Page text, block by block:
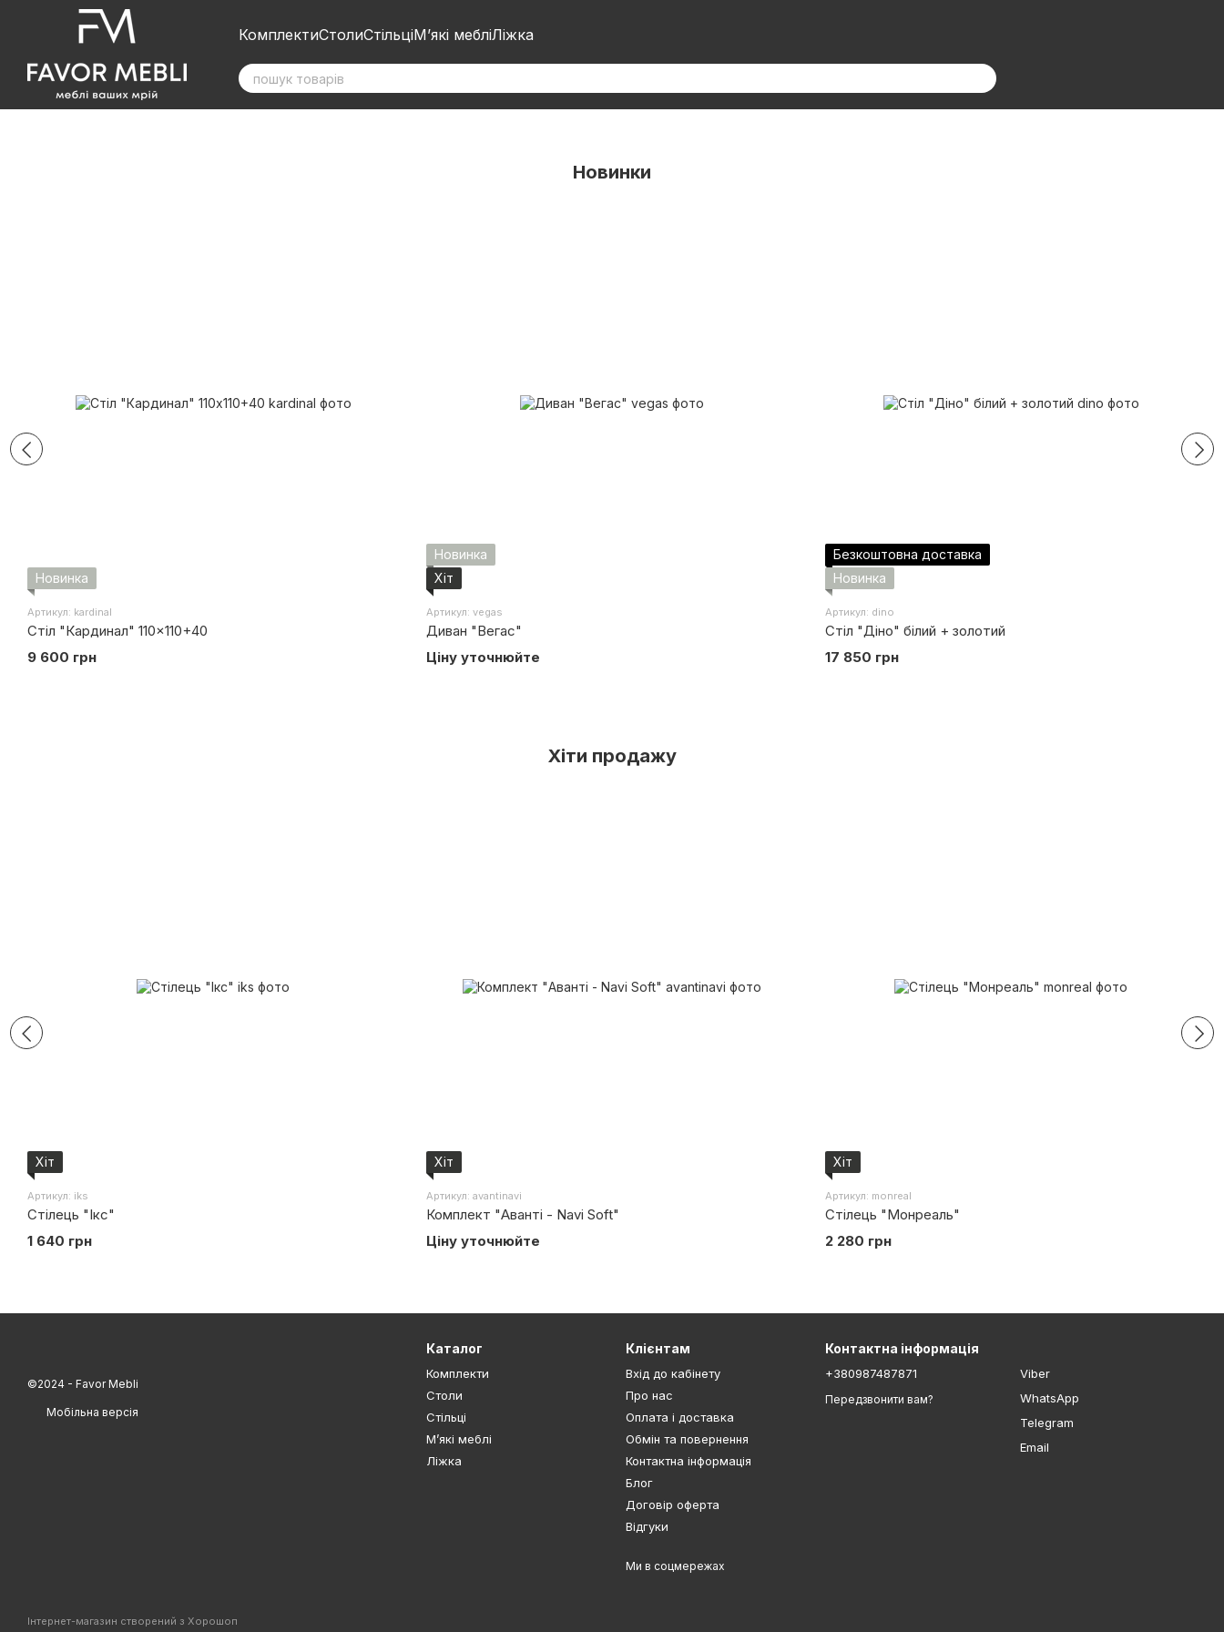
Перейти до основного контенту
КомплектиСтолиСтільціМ’які мебліЛіжка
Новинки
Новинка
Артикул: kardinal
Стіл "Кардинал" 110x110+40
9 600 грн
Новинка
Хіт
Артикул: vegas
Диван "Вегас"
Ціну уточнюйте
Безкоштовна доставка
Новинка
Артикул: dino
Стіл "Діно" білий + золотий
17 850 грн
Хіти продажу
Хіт
Артикул: iks
Стілець "Ікс"
1 640 грн
Хіт
Артикул: avantinavi
Комплект "Аванті - Navi Soft"
Ціну уточнюйте
Хіт
Артикул: monreal
Стілець "Монреаль"
2 280 грн
©2024 - Favor Mebli
Мобільна версія
Інтернет-магазин створений з Хорошоп
Каталог
Комплекти
Столи
Стільці
М’які меблі
Ліжка
Клієнтам
Вхід до кабінету
Про нас
Оплата і доставка
Обмін та повернення
Контактна інформація
Блог
Договір оферта
Відгуки
Ми в соцмережах
Контактна інформація
+380987487871
Передзвонити вам?
Viber
WhatsApp
Telegram
Email